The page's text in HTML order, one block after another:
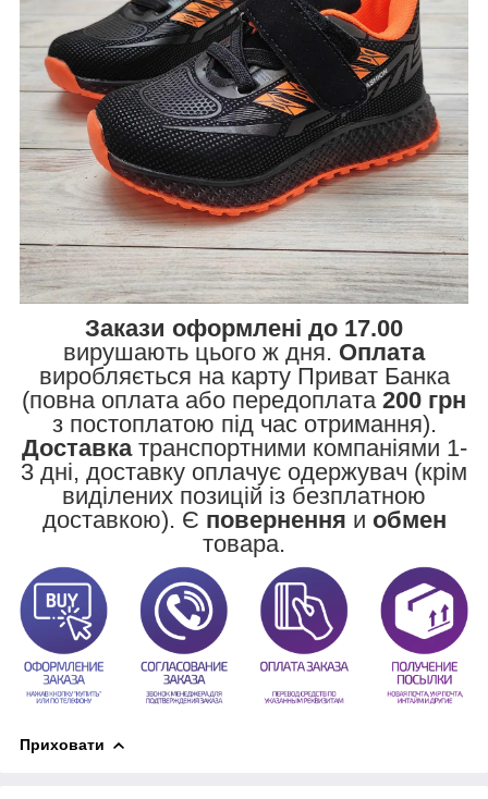
Закази оформлені до 17.00
вирушають цього ж дня. Оплата
виробляється на карту Приват Банка
(повна оплата або передоплата 200 грн
з постоплатою під час отримання).
Доставкатранспортними компаніями 1-
3 дні, доставку оплачує одержувач (крім
виділених позицій із безплатною
доставкою). Є повернення и обмен
товара.
Приховати